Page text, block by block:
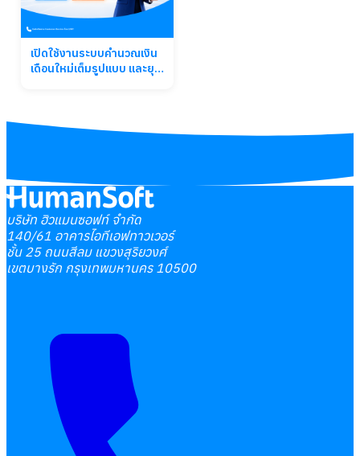
เปิดใช้งานระบบคำนวณเงิน
เดือนใหม่เต็มรูปแบบ และยุติ
บริษัท ฮิวแมนซอฟท์ จำกัด
140/61 อาคารไอทีเอฟทาวเวอร์
ชั้น 25 ถนนสีลม แขวงสุริยวงศ์
เขตบางรัก กรุงเทพมหานคร 10500